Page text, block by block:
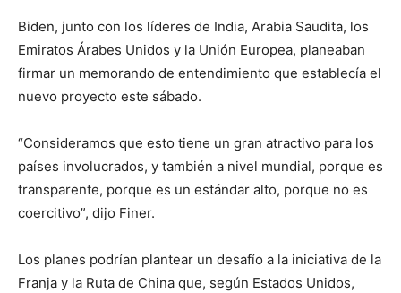
Biden, junto con los líderes de India, Arabia Saudita, los
Emiratos Árabes Unidos y la Unión Europea, planeaban
firmar un memorando de entendimiento que establecía el
nuevo proyecto este sábado.
“Consideramos que esto tiene un gran atractivo para los
países involucrados, y también a nivel mundial, porque es
transparente, porque es un estándar alto, porque no es
coercitivo”, dijo Finer.
Los planes podrían plantear un desafío a la iniciativa de la
Franja y la Ruta de China que, según Estados Unidos,